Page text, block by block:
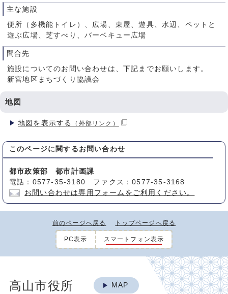
主な施設
便所（多機能トイレ）、広場、東屋、遊具、水辺、ペットと
遊ぶ広場、芝すべり、バーベキュー広場
問合先
施設についてのお問い合わせは、下記までお願いします。
新宮地区まちづくり協議会
地図
地図を表示する （外部リンク）
このページに関する お問い合わせ
都市政策部 都市計画課
電話：0577-35-3180 ファクス：0577-35-3168
お問い合わせは専用フォームをご利用ください。
前のページへ戻る トップページへ戻る
PC表示 スマートフォン表示
高山市役所 MAP